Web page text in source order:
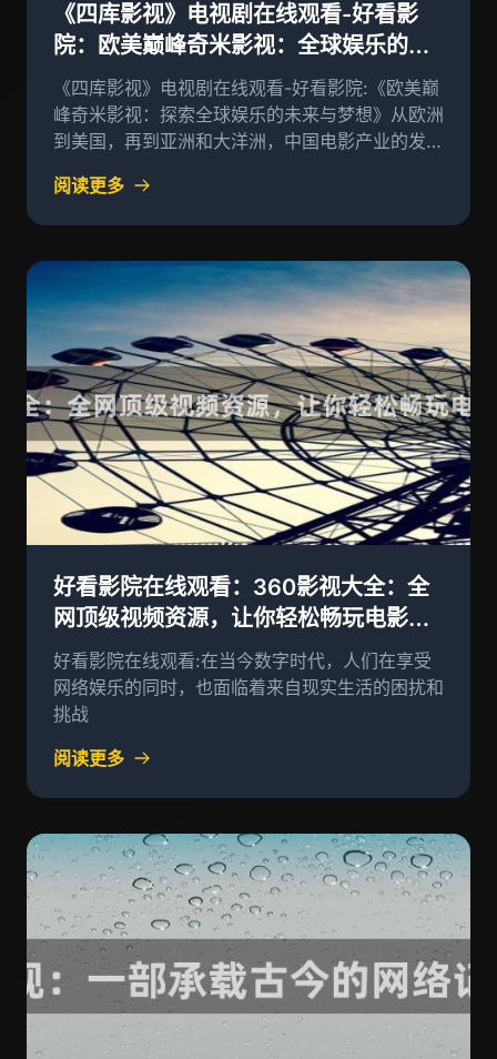
《四库影视》电视剧在线观看-好看影
院：欧美巅峰奇米影视：全球娱乐的未
来与梦想
《四库影视》电视剧在线观看-好看影院:《欧美巅
峰奇米影视：探索全球娱乐的未来与梦想》从欧洲
到美国，再到亚洲和大洋洲，中国电影产业的发展
阅读更多
好看影院在线观看：360影视大全：全
网顶级视频资源，让你轻松畅玩电影与
电视剧
好看影院在线观看:在当今数字时代，人们在享受
网络娱乐的同时，也面临着来自现实生活的困扰和
挑战
阅读更多